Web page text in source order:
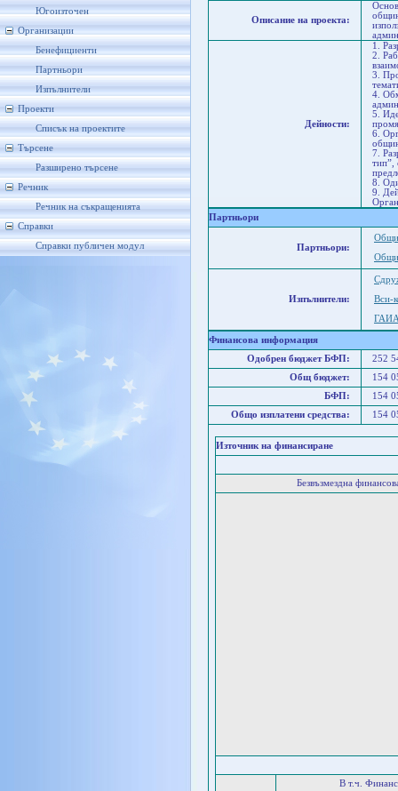
Югоизточен
Организации
Бенефициенти
Партньори
Изпълнители
Проекти
Списък на проектите
Търсене
Разширено търсене
Речник
Речник на съкращенията
Справки
Справки публичен модул
Описание на проекта:
Дейности:
1.
2.
3.
4.
5.
6.
7.
тип”,
8.
9.
Партньори
Партньори:
Изпълнители:
Вси-
Финансова информация
Одобрен бюджет БФП:
252
Общ бюджет:
154
БФП:
154
Общо изплатени средства:
154
Източник на финансиране
Безвъзмездна
В т.ч.